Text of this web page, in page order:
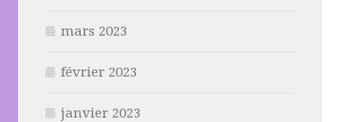
mars 2023
février 2023
janvier 2023